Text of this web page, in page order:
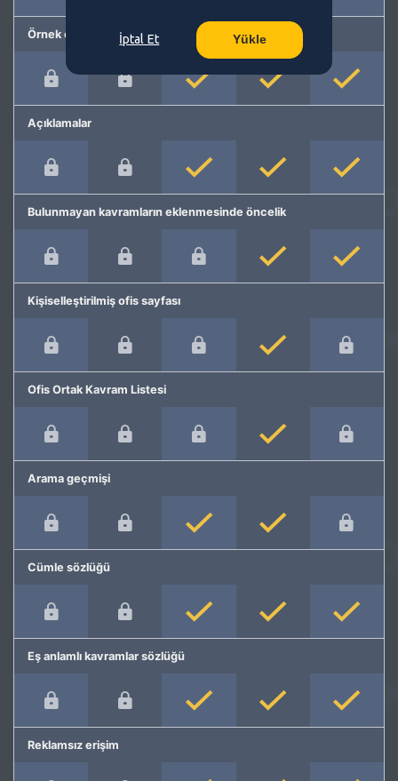
Örnek cümleler
Açıklamalar
Bulunmayan kavramların eklenmesinde öncelik
Kişiselleştirilmiş ofis sayfası
Ofis Ortak Kavram Listesi
Arama geçmişi
Cümle sözlüğü
Eş anlamlı kavramlar sözlüğü
Reklamsız erişim
İptal Et Yükle